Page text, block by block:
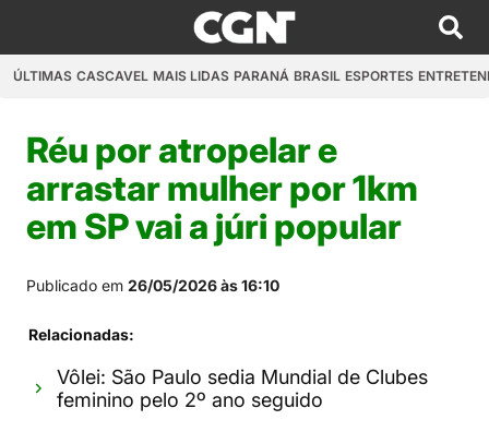
ÚLTIMAS CASCAVEL MAIS LIDAS PARANÁ BRASIL ESPORTES
Réu por atropelar e
arrastar mulher por 1km
em SP vai a júri popular
Publicado em 26/05/2026 às 16:10
Relacionadas:
Vôlei: São Paulo sedia Mundial de Clubes
feminino pelo 2º ano seguido